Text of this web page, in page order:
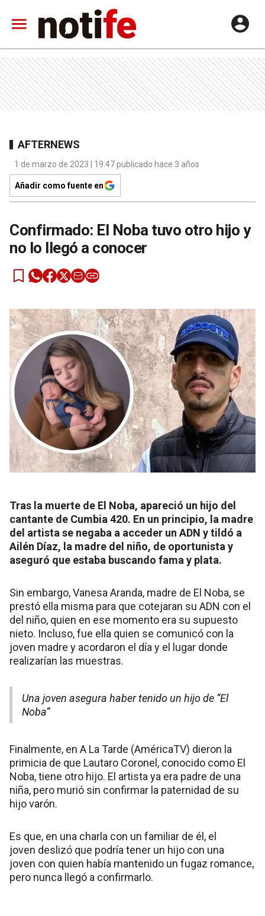
AFTERNEWS
1 de marzo de 2023 | 19:47 publicado hace 3 años
Añadir como fuente en
Confirmado: El Noba tuvo otro hijo y
no lo llegó a conocer
Tras la muerte de El Noba, apareció un hijo del
cantante de Cumbia 420. En un principio, la madre
del artista se negaba a acceder un ADN y tildó a
Ailén Díaz, la madre del niño, de oportunista y
aseguró que estaba buscando fama y plata.
Sin embargo, Vanesa Aranda, madre de El Noba, se
prestó ella misma para que cotejaran su ADN con el
del niño, quien en ese momento era su supuesto
nieto. Incluso, fue ella quien se comunicó con la
joven madre y acordaron el día y el lugar donde
realizarían las muestras.
Una joven asegura haber tenido un hijo de “El
Noba”
Finalmente, en A La Tarde (AméricaTV) dieron la
primicia de que Lautaro Coronel, conocido como El
Noba, tiene otro hijo. El artista ya era padre de una
niña, pero murió sin confirmar la paternidad de su
hijo varón.
Es que, en una charla con un familiar de él, el
joven deslizó que podría tener un hijo con una
joven con quien había mantenido un fugaz romance,
pero nunca llegó a confirmarlo.